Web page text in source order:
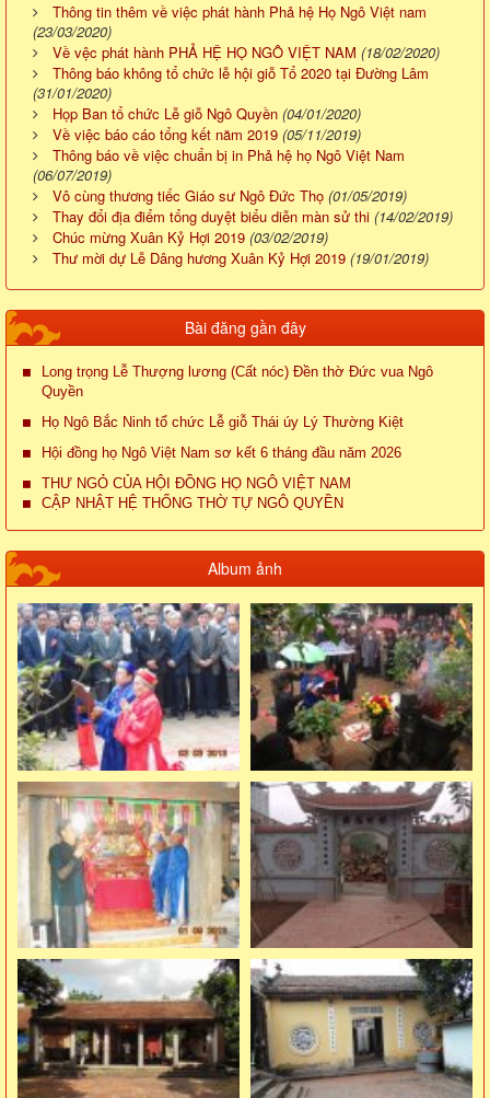
Thông tin thêm về việc phát hành Phả hệ Họ Ngô Việt nam
(23/03/2020)
Về vệc phát hành PHẢ HỆ HỌ NGÔ VIỆT NAM (18/02/2020)
Thông báo không tổ chức lễ hội giỗ Tổ 2020 tại Đường Lâm
(31/01/2020)
Họp Ban tổ chức Lễ giỗ Ngô Quyền (04/01/2020)
Về việc báo cáo tổng kết năm 2019 (05/11/2019)
Thông báo về việc chuẩn bị in Phả hệ họ Ngô Việt Nam
(06/07/2019)
Vô cùng thương tiếc Giáo sư Ngô Đức Thọ (01/05/2019)
Thay đổi địa điểm tổng duyệt biểu diễn màn sử thi (14/02/2019)
Chúc mừng Xuân Kỷ Hợi 2019 (03/02/2019)
Thư mời dự Lễ Dâng hương Xuân Kỷ Hợi 2019 (19/01/2019)
Bài đăng gần đây
Long trọng Lễ Thượng lương (Cất nóc) Đền thờ Đức vua Ngô
Quyền
Họ Ngô Bắc Ninh tổ chức Lễ giỗ Thái úy Lý Thường Kiệt
Hội đồng họ Ngô Việt Nam sơ kết 6 tháng đầu năm 2026
THƯ NGỎ CỦA HỘI ĐỒNG HỌ NGÔ VIỆT NAM
CẬP NHẬT HỆ THỐNG THỜ TỰ NGÔ QUYỀN
Album ảnh